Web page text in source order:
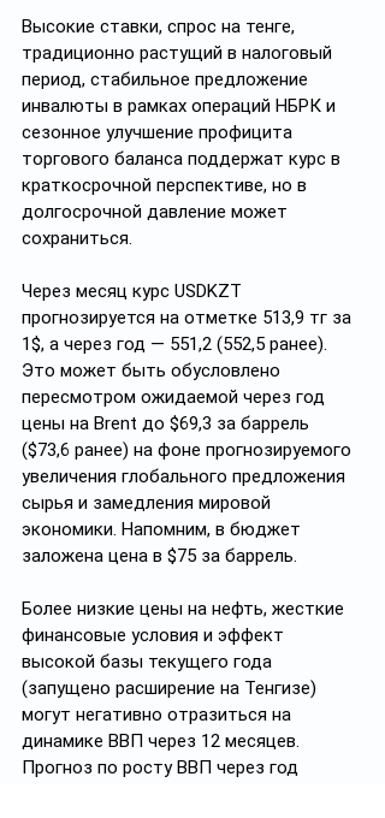
Высокие ставки, спрос на тенге,
традиционно растущий в налоговый
период, стабильное предложение
инвалюты в рамках операций НБРК и
сезонное улучшение профицита
торгового баланса поддержат курс в
краткосрочной перспективе, но в
долгосрочной давление может
сохраниться.
Через месяц курс USDKZT
прогнозируется на отметке 513,9 тг за
1$, а через год — 551,2 (552,5 ранее).
Это может быть обусловлено
пересмотром ожидаемой через год
цены на Brent до $69,3 за баррель
($73,6 ранее) на фоне прогнозируемого
увеличения глобального предложения
сырья и замедления мировой
экономики. Напомним, в бюджет
заложена цена в $75 за баррель.
Более низкие цены на нефть, жесткие
финансовые условия и эффект
высокой базы текущего года
(запущено расширение на Тенгизе)
могут негативно отразиться на
динамике ВВП через 12 месяцев.
Прогноз по росту ВВП через год